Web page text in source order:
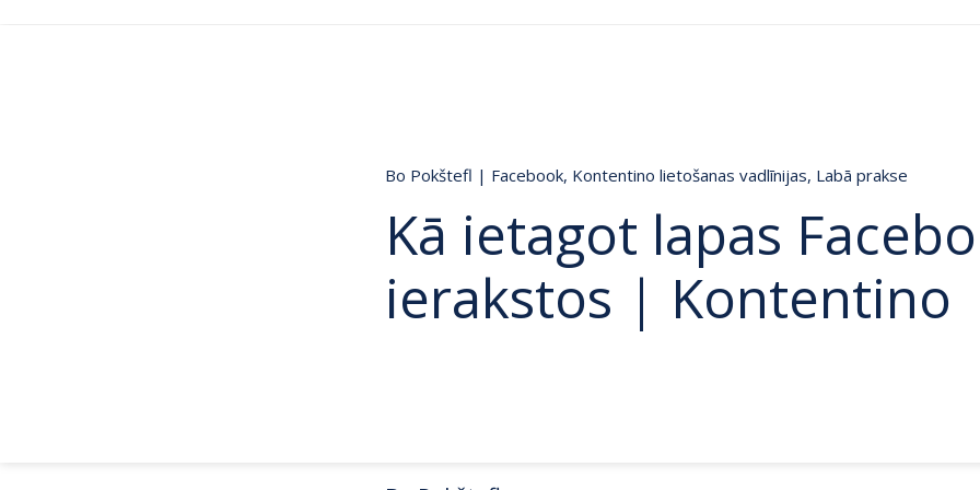
Bo Pokštefl | Facebook, Kontentino lietošanas vadlīnijas, Labā prakse
Kā ietagot lapas
ierakstos | Kontentino